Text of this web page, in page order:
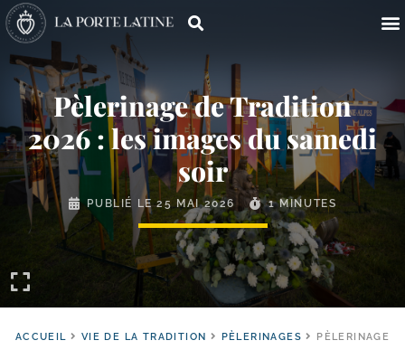
Pèlerinage de Tradition
2026 : les images du samedi
soir
PUBLIÉ LE25 MAI 2026 1 MINUTES
ACCUEIL VIE DE LA TRADITION PÈLERINAGES
PÈLERINAGE